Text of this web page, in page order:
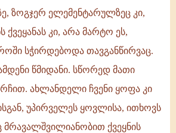
ზოგჯერ ელემენტარულზეც კი,
ქვეყანას კი, არა მარტო ეს,
სჭირდებოდა თავგანწირვაც.
წმიდანი. სწორედ მათი
ახლანდელი ჩვენი ყოფა კი
უპირველეს ყოვლისა, ითხოვს
მრავალშვილიანობით ქვეყნის